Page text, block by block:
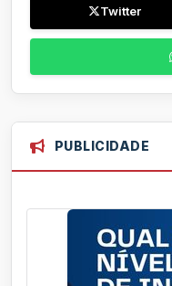
Twitter
PUBLICIDADE